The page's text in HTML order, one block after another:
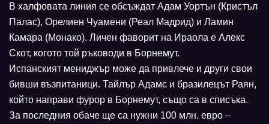
В халфовата линия се обсъждат Адам Уортън (Кристъл
Палас), Орелиен Чуамени (Реал Мадрид) и Ламин
Камара (Монако). Личен фаворит на Ираола е Алекс
Скот, когото той ръководи в Борнемут.
Испанският мениджър може да привлече и други свои
бивши възпитаници. Тайлър Адамс и бразилецът Раян,
който направи фурор в Борнемут, също са в списъка.
За последния обаче ще са нужни 100 млн. евро –